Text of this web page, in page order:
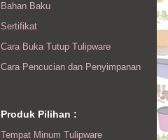
Bahan Baku
Sertifikat
Cara Buka Tutup Tulipware
Cara Pencucian dan Penyimpanan
Produk Pilihan :
Tempat Minum Tulipware